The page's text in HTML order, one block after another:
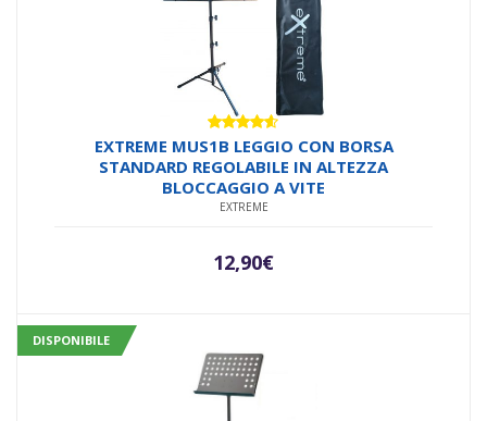
Valutato
4.50su 5
EXTREME MUS1B LEGGIO CON BORSA
STANDARD REGOLABILE IN ALTEZZA
BLOCCAGGIO A VITE
EXTREME
12,90€
DISPONIBILE